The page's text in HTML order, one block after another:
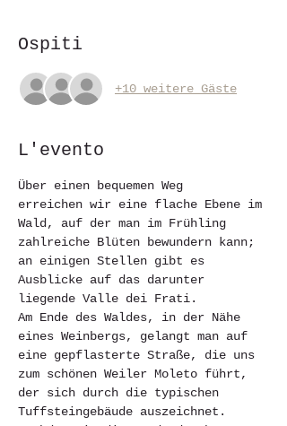
Ospiti
+10 weitere Gäste
L'evento
Über einen bequemen Weg
erreichen wir eine flache Ebene im
Wald, auf der man im Frühling
zahlreiche Blüten bewundern kann;
an einigen Stellen gibt es
Ausblicke auf das darunter
liegende Valle dei Frati.
Am Ende des Waldes, in der Nähe
eines Weinbergs, gelangt man auf
eine gepflasterte Straße, die uns
zum schönen Weiler Moleto führt,
der sich durch die typischen
Tuffsteingebäude auszeichnet.